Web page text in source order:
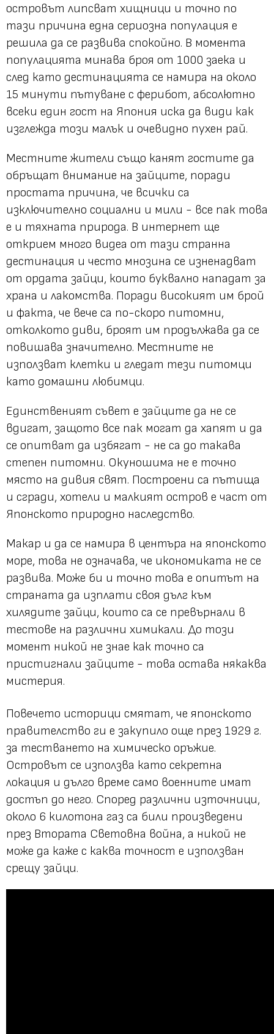
островът липсват хищници и точно по
тази причина една сериозна популация е
решила да се развива спокойно. В момента
популацията минава броя от 1000 заека и
след като дестинацията се намира на около
15 минути пътуване с ферибот, абсолютно
всеки един гост на Япония иска да види как
изглежда този малък и очевидно пухен рай.
Местните жители също канят гостите да
обръщат внимание на зайците, поради
простата причина, че всички са
изключително социални и мили - все пак това
е и тяхната природа. В интернет ще
открием много видеа от тази странна
дестинация и често мнозина се изненадват
от ордата зайци, които буквално нападат за
храна и лакомства. Поради високият им брой
и факта, че вече са по-скоро питомни,
отколкото диви, броят им продължава да се
повишава значително. Местните не
използват клетки и гледат тези питомци
като домашни любимци.
Единственият съвет е зайците да не се
вдигат, защото все пак могат да хапят и да
се опитват да избягат - не са до такава
степен питомни. Окуношима не е точно
място на дивия свят. Построени са пътища
и сгради, хотели и малкият остров е част от
Японското природно наследство.
Макар и да се намира в центъра на японското
море, това не означава, че икономиката не се
развива. Може би и точно това е опитът на
страната да изплати своя дълг към
хилядите зайци, които са се превърнали в
тестове на различни химикали. До този
момент никой не знае как точно са
пристигнали зайците - това остава някаква
мистерия.
Повечето историци смятат, че японското
правителство ги е закупило още през 1929 г.
за тестването на химическо оръжие.
Островът се използва като секретна
локация и дълго време само военните имат
достъп до него. Според различни източници,
около 6 килотона газ са били произведени
през Втората Световна война, а никой не
може да каже с каква точност е използван
срещу зайци.